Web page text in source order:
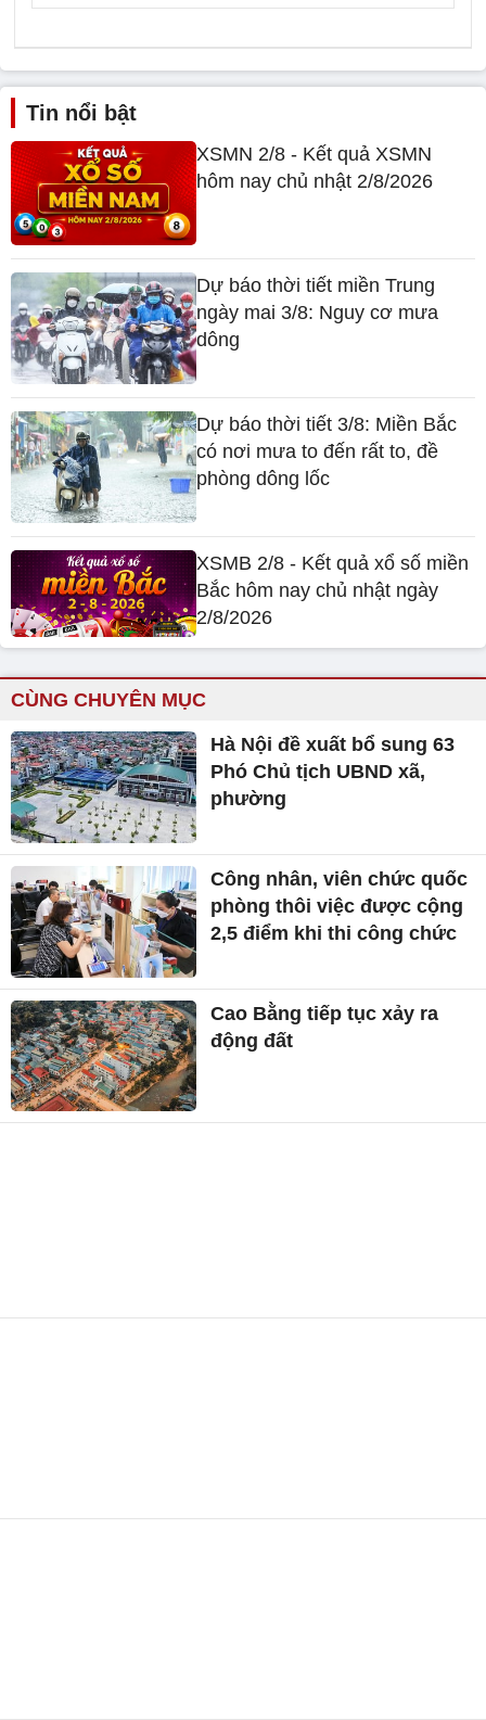
Tin nổi bật
XSMN 2/8 - Kết quả XSMN
hôm nay chủ nhật 2/8/2026
Dự báo thời tiết miền Trung
ngày mai 3/8: Nguy cơ mưa
dông
Dự báo thời tiết 3/8: Miền Bắc
có nơi mưa to đến rất to, đề
phòng dông lốc
XSMB 2/8 - Kết quả xổ số miền
Bắc hôm nay chủ nhật ngày
2/8/2026
CÙNG CHUYÊN MỤC
Hà Nội đề xuất bổ sung 63
Phó Chủ tịch UBND xã,
phường
Công nhân, viên chức quốc
phòng thôi việc được cộng
2,5 điểm khi thi công chức
Cao Bằng tiếp tục xảy ra
động đất